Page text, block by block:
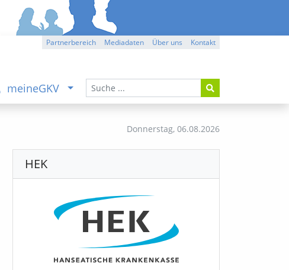
Partnerbereich Mediadaten Über uns Kontakt
meineGKV
Donnerstag, 06.08.2026
HEK